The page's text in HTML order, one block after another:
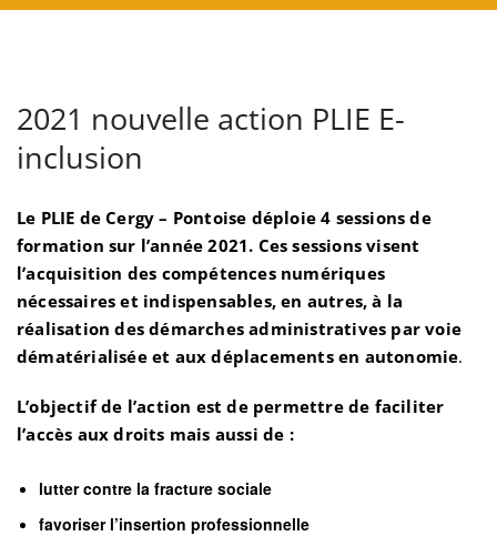
2021 nouvelle action PLIE E-
inclusion
Le PLIE de Cergy – Pontoise déploie 4 sessions de
formation sur l’année 2021. Ces sessions visent
l’acquisition des compétences numériques
nécessaires et indispensables, en autres, à la
réalisation des démarches administratives par voie
dématérialisée et aux déplacements en autonomie.
L’objectif de l’action est de permettre de faciliter
l’accès aux droits mais aussi de :
lutter contre la fracture sociale
favoriser l’insertion professionnelle